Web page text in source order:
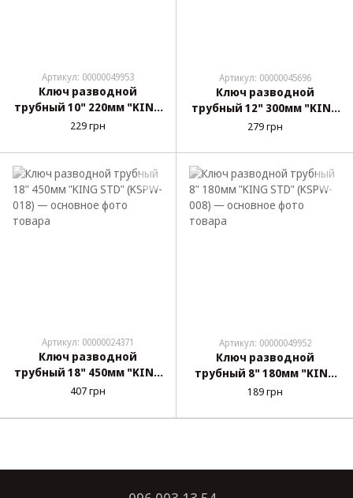
Артикул: 00000049953
Ключ разводной
трубный 10" 220мм "KING
STD" (KSPW-010)
229 грн
Артикул: 00000045696
Ключ разводной
трубный 12" 300мм "KING
STD" (KSPW-012)
279 грн
Артикул: 00000024371
Ключ разводной
трубный 18" 450мм "KING
STD" (KSPW-018)
407 грн
Артикул: 00000049952
Ключ разводной
трубный 8" 180мм "KING
STD" (KSPW-008)
189 грн